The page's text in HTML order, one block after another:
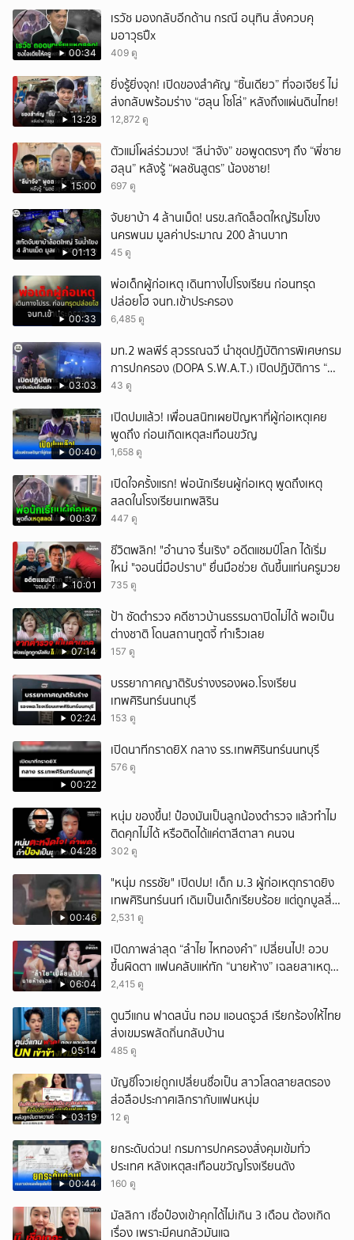
00:34
เรวัช มองกลับอีกด้าน กรณี อนุทิน สั่งควบคุ
มอาวุธปืx
409 ดู
13:28
ยิ่งรู้ยิ่งจุก! เปิดของสำคัญ “ชิ้นเดียว” ที่จอเจียร์ ไม่
ส่งกลับพร้อมร่าง “ฮลุน โซโล่” หลังถึงแผ่นดินไทย!
12,872 ดู
15:00
ตัวแม่โผล่ร่วมวง! “ลีน่าจัง” ขอพูดตรงๆ ถึง “พี่ชาย
ฮลุน” หลังรู้ “ผลชันสูตร” น้องชาย!
697 ดู
01:13
จับยาบ้า 4 ล้านเม็ด! นรข.สกัดล็อตใหญ่ริมโขง
นครพนม มูลค่าประมาณ 200 ล้านบาท
45 ดู
00:33
พ่อเด็กผู้ก่อเหตุ เดินทางไปโรงเรียน ก่อนทรุด
ปล่อยโฮ จนท.เข้าประครอง
6,485 ดู
03:03
มท.2 พลพีร์ สุวรรณฉวี นำชุดปฏิบัติการพิเศษกรม
การปกครอง (DOPA S.W.A.T.) เปิดปฏิบัติการ “บา
รมีโสธร” บุกจับผับเถื่อนอัพยา กลางเมืองแปดริ้ว
43 ดู
00:40
เปิดปมแล้ว! เพื่อนสนิทเผยปัญหาที่ผู้ก่อเหตุเคย
พูดถึง ก่อนเกิดเหตุสะเทือนขวัญ
1,658 ดู
00:37
เปิดใจครั้งแรก! พ่อนักเรียนผู้ก่อเหตุ พูดถึงเหตุ
สลดในโรงเรียนเทพสิริน
447 ดู
10:01
ชีวิตพลิก! "อำนาจ รื่นเริง" อดีตแชมป์โลก ได้เริ่ม
ใหม่ "จอนนี่มือปราบ" ยื่นมือช่วย ดันขึ้นแท่นครูมวย
735 ดู
07:14
ป้า ซัดตำรวจ คดีชาวบ้านธรรมดาปิดไม่ได้ พอเป็น
ต่างชาติ โดนสถานทูตจี้ ทำเร็วเลย
157 ดู
02:24
บรรยากาศญาติรับร่างงรองผอ.โรงเรียน
เทพศิรินทร์นนทบุรี
153 ดู
00:22
เปิดนาทีกราดยิX กลาง รร.เทพศิรินทร์นนทบุรี
576 ดู
04:28
หนุ่ม ของขึ้น! ป๋องมันเป็นลูกน้องตำรวจ แล้วทำไม
ติดคุกไม่ได้ หรือติดได้แค่ตาสีตาสา คนจน
302 ดู
00:46
"หนุ่ม กรรชัย" เปิดปม! เด็ก ม.3 ผู้ก่อเหตุกราดยิง
เทพศิรินทร์นนท์ เดิมเป็นเด็กเรียบร้อย แต่ถูกบูลลี่
หนัก คาดแรงกดดันสะสมกลายเป็นแรงแค้น จนก่อ
2,531 ดู
06:04
เปิดภาพล่าสุด “ลำไย ไหทองคำ” เปลี่ยนไป! อวบ
ขึ้นผิดตา แฟนคลับแห่ทัก “นายห้าง” เฉลยสาเหตุ
ชัด!
2,415 ดู
05:14
ตูนวีแกน ฟาดสนั่น ทอม แอนดรูวส์ เรียกร้องให้ไทย
ส่งเขมรพลัดถิ่นกลับบ้าน
485 ดู
03:19
บัญชีโจวเย่ถูกเปลี่ยนชื่อเป็น สาวโสดสายสตรอง
ส่อลือประกาศเลิกรากับแฟนหนุ่ม
12 ดู
00:44
ยกระดับด่วน! กรมการปกครองสั่งคุมเข้มทั่ว
ประเทศ หลังเหตุสะเทือนขวัญโรงเรียนดัง
160 ดู
มัลลิกา เชื่อป๋องเข้าคุกได้ไม่เกิน 3 เดือน ต้องเกิด
เรื่อง เพราะมีคนกลัวมันแฉ